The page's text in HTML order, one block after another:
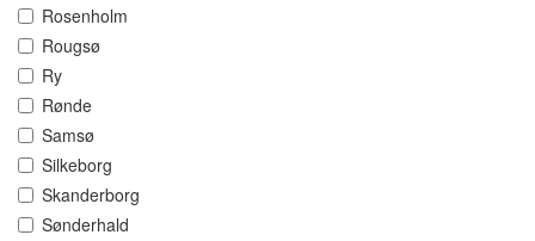
Rosenholm
Rougsø
Ry
Rønde
Samsø
Silkeborg
Skanderborg
Sønderhald